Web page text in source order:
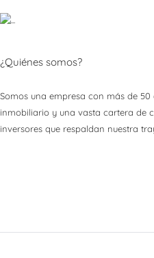
¿Quiénes somos?
Somos una empresa con más de
inmobiliario y una vasta cartera de
inversores que respaldan nuestra